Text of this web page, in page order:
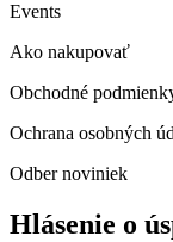
Events
Ako nakupovať
Obchodné
Ochrana osobných
Odber noviniek
Hlásenie o